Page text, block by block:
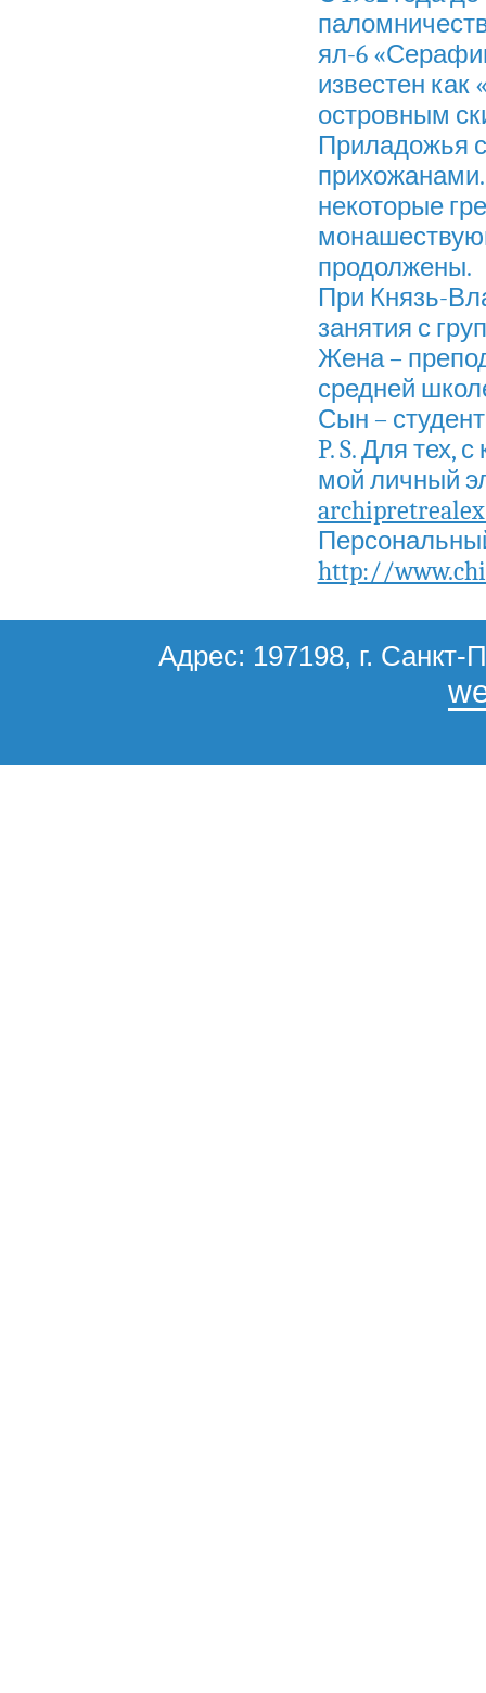
ял-6
известен как
островным
Приладожья
некоторые
продолжены.
При Князь-
занятия с
Жена –
средней
Сын –
P. S. Для тех,
мой личный
http://
Адрес: 197198, г. Санкт-